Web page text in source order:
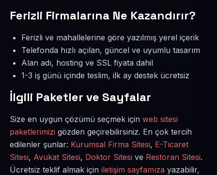
Ferizli Firmalarına Ne Kazandırır?
Ferizli ve mahallelerine göre yazılmış yerel içerik
Telefonda hızlı açılan, güncel ve uyumlu tasarım
Alan adı, hosting ve SSL fiyata dahil
1-3 iş günü içinde teslim, ilk ay destek ücretsiz
İlgili Paketler ve Sayfalar
Size en uygun çözümü seçmek için web sitesi
paketlerimizi gözden geçirebilirsiniz. En çok tercih
edilenler şunlar: Kurumsal Firma Sitesi, E-Ticaret
Sitesi, Avukat Sitesi, Doktor Sitesi ve Restoran Sitesi.
Ücretsiz teklif almak için iletişim sayfamıza yazabilir,